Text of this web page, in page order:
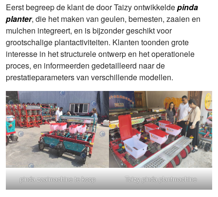
Eerst begreep de klant de door Taizy ontwikkeldepinda
planter, die het maken van geulen, bemesten, zaaien en
mulchen integreert, en is bijzonder geschikt voor
grootschalige plantactiviteiten. Klanten toonden grote
interesse in het structurele ontwerp en het operationele
proces, en informeerden gedetailleerd naar de
prestatieparameters van verschillende modellen.
pinda zaaimachine te koop Taizy pinda plantmachine